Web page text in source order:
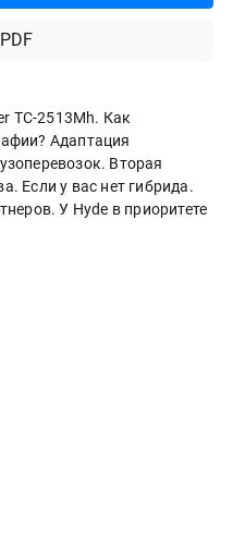
ТС-2513Mh. Как
Адаптация
Вторая
Если у вас нет гибрида.
У Hyde в приоритете